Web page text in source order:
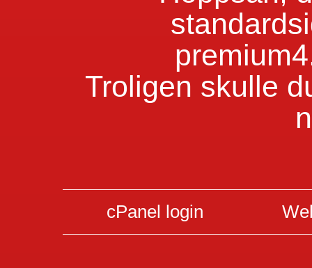
Troligen skulle
cPanel login